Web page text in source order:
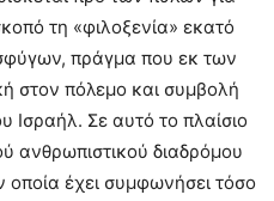
τη «φιλοξενία» εκατό
πράγμα που εκ των
στον πόλεμο και συμβολή
Ισραήλ. Σε αυτό το πλαίσιο
ανθρωπιστικού διαδρόμου
έχει συμφωνήσει τόσο